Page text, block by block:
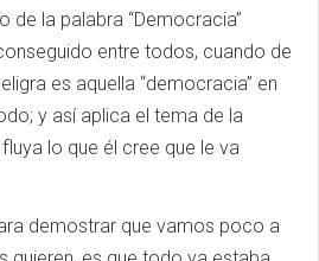
de la palabra “Democracia”
entre todos, cuando de
es aquella “democracia” en
y así aplica el tema de la
lo que él cree que le va
demostrar que vamos poco a